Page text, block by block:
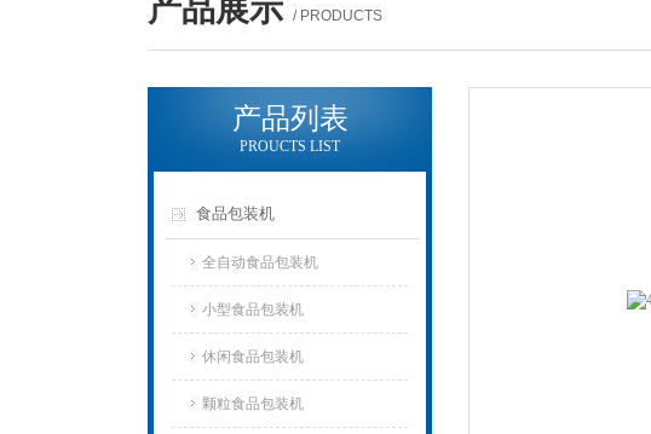
产品展示 / PRODUCTS
产品列表
PROUCTS LIST
食品包装机
全自动食品包装机
小型食品包装机
休闲食品包装机
颗粒食品包装机